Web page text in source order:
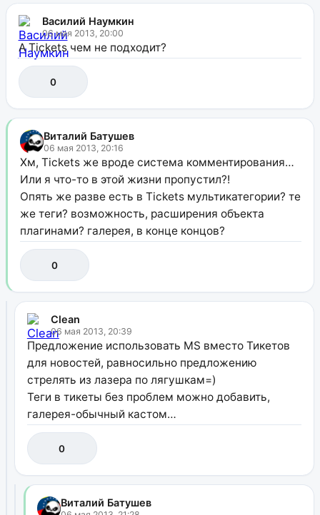
Василий Наумкин
06 мая 2013, 20:00
А Tickets чем не подходит?
0
Виталий Батушев
06 мая 2013, 20:16
Хм, Tickets же вроде система комментирования…
Или я что-то в этой жизни пропустил?!
Опять же разве есть в Tickets мультикатегории? те
же теги? возможность, расширения объекта
плагинами? галерея, в конце концов?
0
Clean
06 мая 2013, 20:39
Предложение использовать MS вместо Тикетов
для новостей, равносильно предложению
стрелять из лазера по лягушкам=)
Теги в тикеты без проблем можно добавить,
галерея-обычный кастом…
0
Виталий Батушев